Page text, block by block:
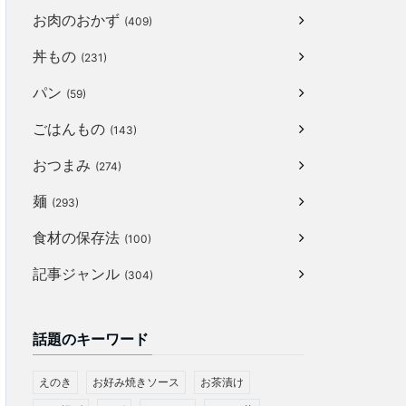
お肉のおかず (409)
丼もの (231)
パン (59)
ごはんもの (143)
おつまみ (274)
麺 (293)
食材の保存法 (100)
記事ジャンル (304)
話題のキーワード
えのき お好み焼きソース お茶漬け